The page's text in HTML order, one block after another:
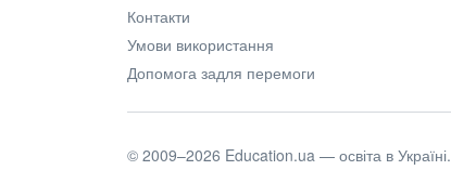
Контакти
Умови використання
Допомога задля перемоги
© 2009–2026 Education.ua — освіта в Україні.